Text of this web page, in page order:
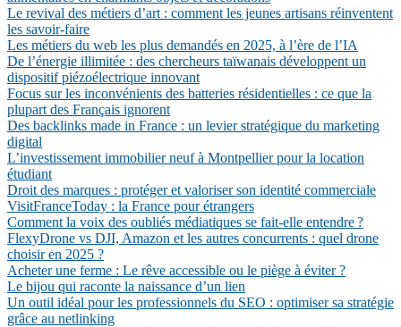
Le revival des métiers d’art : comment les jeunes artisans réinventent
les savoir-faire
Les métiers du web les plus demandés en 2025, à l’ère de l’IA
De l’énergie illimitée : des chercheurs taïwanais développent un
dispositif piézoélectrique innovant
Focus sur les inconvénients des batteries résidentielles : ce que la
plupart des Français ignorent
Des backlinks made in France : un levier stratégique du marketing
digital
L’investissement immobilier neuf à Montpellier pour la location
étudiant
Droit des marques : protéger et valoriser son identité commerciale
VisitFranceToday : la France pour étrangers
Comment la voix des oubliés médiatiques se fait-elle entendre ?
FlexyDrone vs DJI, Amazon et les autres concurrents : quel drone
choisir en 2025 ?
Acheter une ferme : Le rêve accessible ou le piège à éviter ?
Le bijou qui raconte la naissance d’un lien
Un outil idéal pour les professionnels du SEO : optimiser sa stratégie
grâce au netlinking